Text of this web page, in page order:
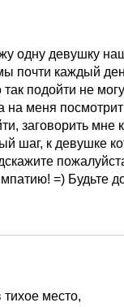
одну девушку
почти каждый
так подойти не
на меня
заговорить мне
шаг, к девушке
=) Будьте
место,